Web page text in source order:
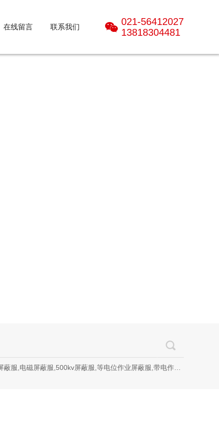
在线留言 联系我们
021-56412027
13818304481
蔽服,500kv屏蔽服,等电位作业屏蔽服,带电作业屏蔽服,防电弧服,电弧服,电弧专用防护服,电位均压服